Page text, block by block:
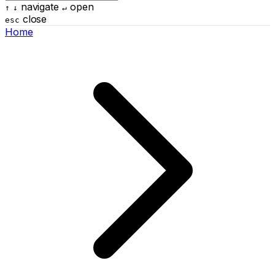
↑ ↓ navigate ↵open
esc close
Home